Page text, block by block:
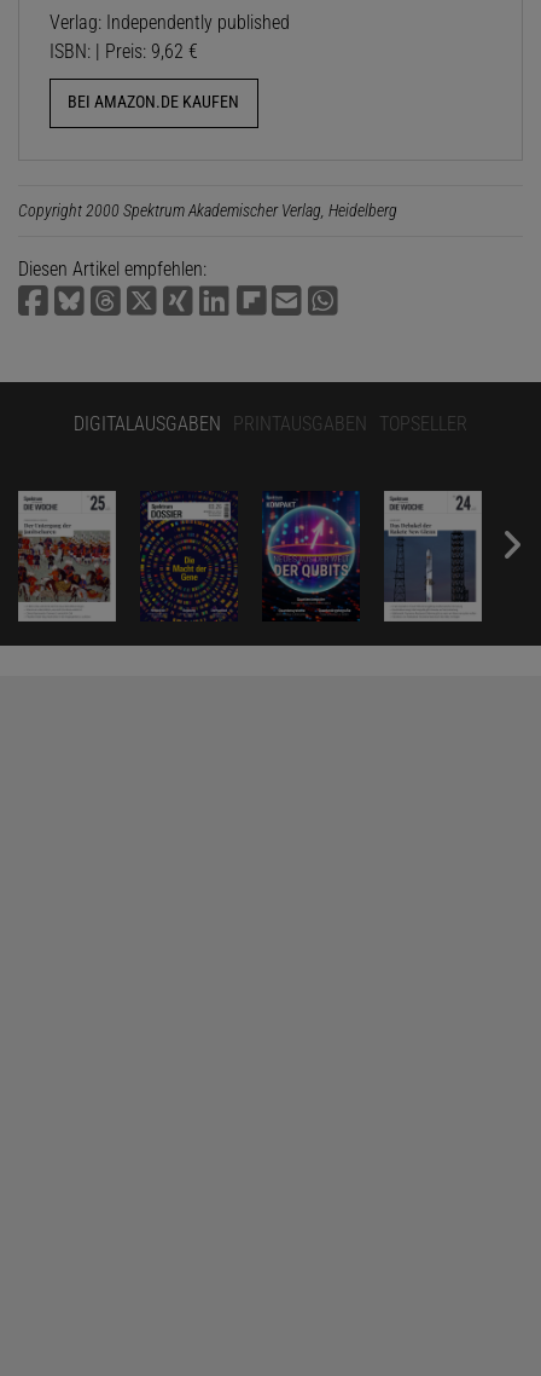
Verlag: Independently published
ISBN: | Preis: 9,62 €
BEI AMAZON.DE KAUFEN
Copyright 2000 Spektrum Akademischer Verlag, Heidelberg
Diesen Artikel empfehlen:
DIGITALAUSGABEN PRINTAUSGABEN TOPSELLER